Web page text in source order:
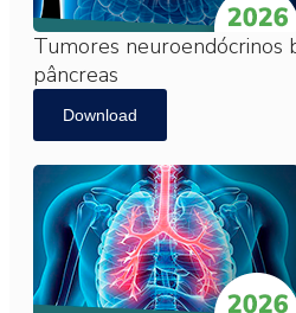
Tumores neuroendócrinos
pâncreas
Download